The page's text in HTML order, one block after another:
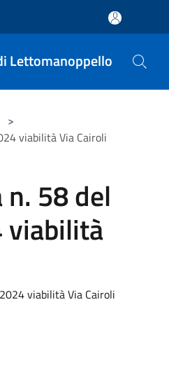
Lettomanoppello
>
viabilità Via Cairoli
58 del
viabilità
viabilità Via Cairoli